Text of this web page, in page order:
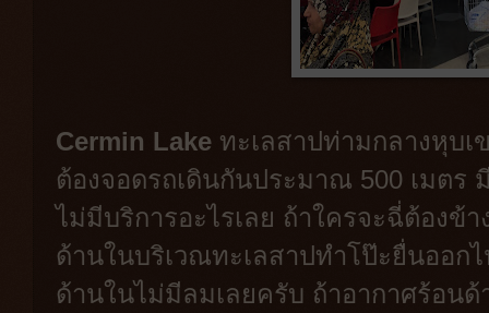
Cermin Lake ทะเลสาปท่ามกลางหุบ
ต้องจอดรถเดินกันประมาณ 500 เมตร
ไม่มีบริการอะไรเลย ถ้าใครจะฉี่ต้องข้า
ด้านในบริเวณทะเลสาปทำโป๊ะยื่นออก
ด้านในไม่มีลมเลยครับ ถ้าอากาศร้อน